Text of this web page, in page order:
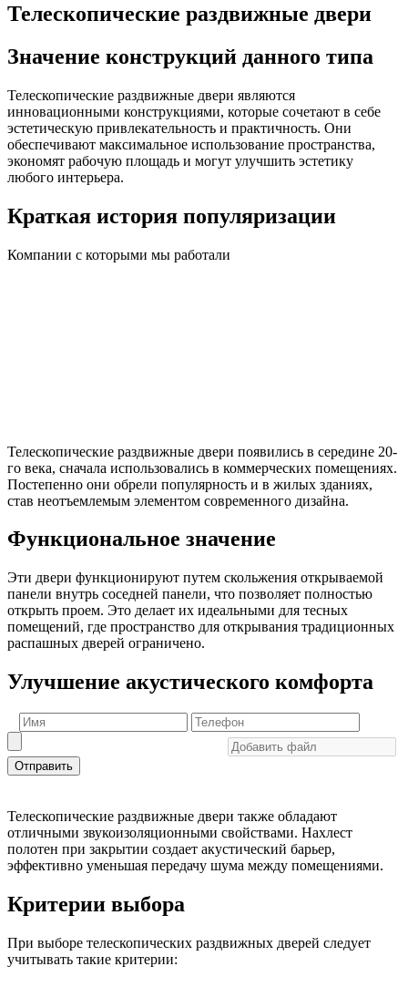
Телескопические раздвижные двери
Значение конструкций данного типа
Телескопические раздвижные двери являются
инновационными конструкциями, которые сочетают в себе
эстетическую привлекательность и практичность. Они
обеспечивают максимальное использование пространства,
экономят рабочую площадь и могут улучшить эстетику
любого интерьера.
Краткая история популяризации
Компании с которыми мы работали
Телескопические раздвижные двери появились в середине 20-
го века, сначала использовались в коммерческих помещениях.
Постепенно они обрели популярность и в жилых зданиях,
став неотъемлемым элементом современного дизайна.
Функциональное значение
Эти двери функционируют путем скольжения открываемой
панели внутрь соседней панели, что позволяет полностью
открыть проем. Это делает их идеальными для тесных
помещений, где пространство для открывания традиционных
распашных дверей ограничено.
Улучшение акустического комфорта
Отправить
Телескопические раздвижные двери также обладают
отличными звукоизоляционными свойствами. Нахлест
полотен при закрытии создает акустический барьер,
эффективно уменьшая передачу шума между помещениями.
Критерии выбора
При выборе телескопических раздвижных дверей следует
учитывать такие критерии: